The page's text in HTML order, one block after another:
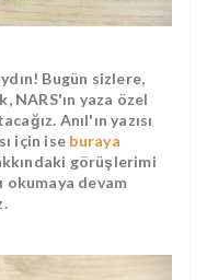
Bugün sizlere,
NARS'ın yaza özel
Anıl'ın yazısı
için ise buraya
görüşlerimi
okumaya devam